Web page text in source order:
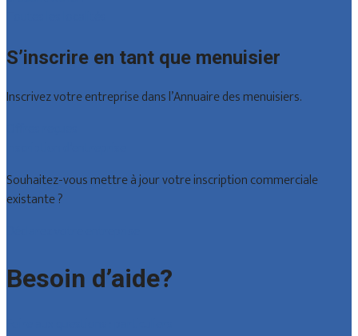
S’inscrire en tant que menuisier
Inscrivez votre entreprise dans l’Annuaire des menuisiers.
Souhaitez-vous mettre à jour votre inscription commerciale
existante ?
Besoin d’aide?